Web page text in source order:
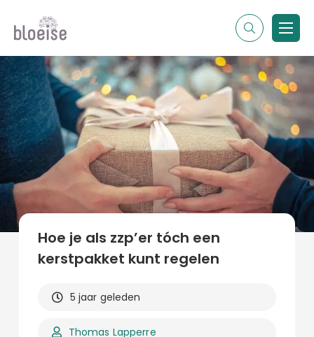
Contentmarketing
Online marketing
Branches
Marketing
Alle soorten artikelen
Alle topics
Hoe je als zzp’er tóch een
kerstpakket kunt regelen
5 jaar geleden
Thomas Lapperre